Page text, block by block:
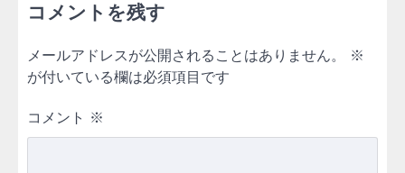
コメントを残す
メールアドレスが公開されることはありません。
※
が付いている欄は必須項目です
コメント ※